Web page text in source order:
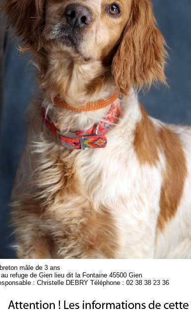
mâle de 3 ans
refuge de Gien lieu dit la Fontaine 45500 Gien
: Christelle DEBRY Téléphone : 02 38 38 23 36